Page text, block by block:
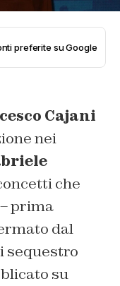
preferite su Google
Cajani
nei
che
prima
dal
sequestro
su